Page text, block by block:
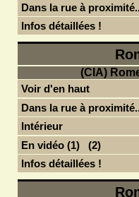
Dans la rue à
Infos détaillées !
(CIA)
Voir d'en haut
Dans la rue à
Intérieur
En vidéo (1)
(2)
Infos détaillées !